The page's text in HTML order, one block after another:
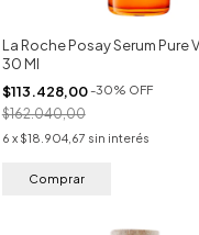
La Roche Posay Serum Pure
30 Ml
$113.428,00-30% OFF
$162.040,00
6 x $18.904,67 sin interés